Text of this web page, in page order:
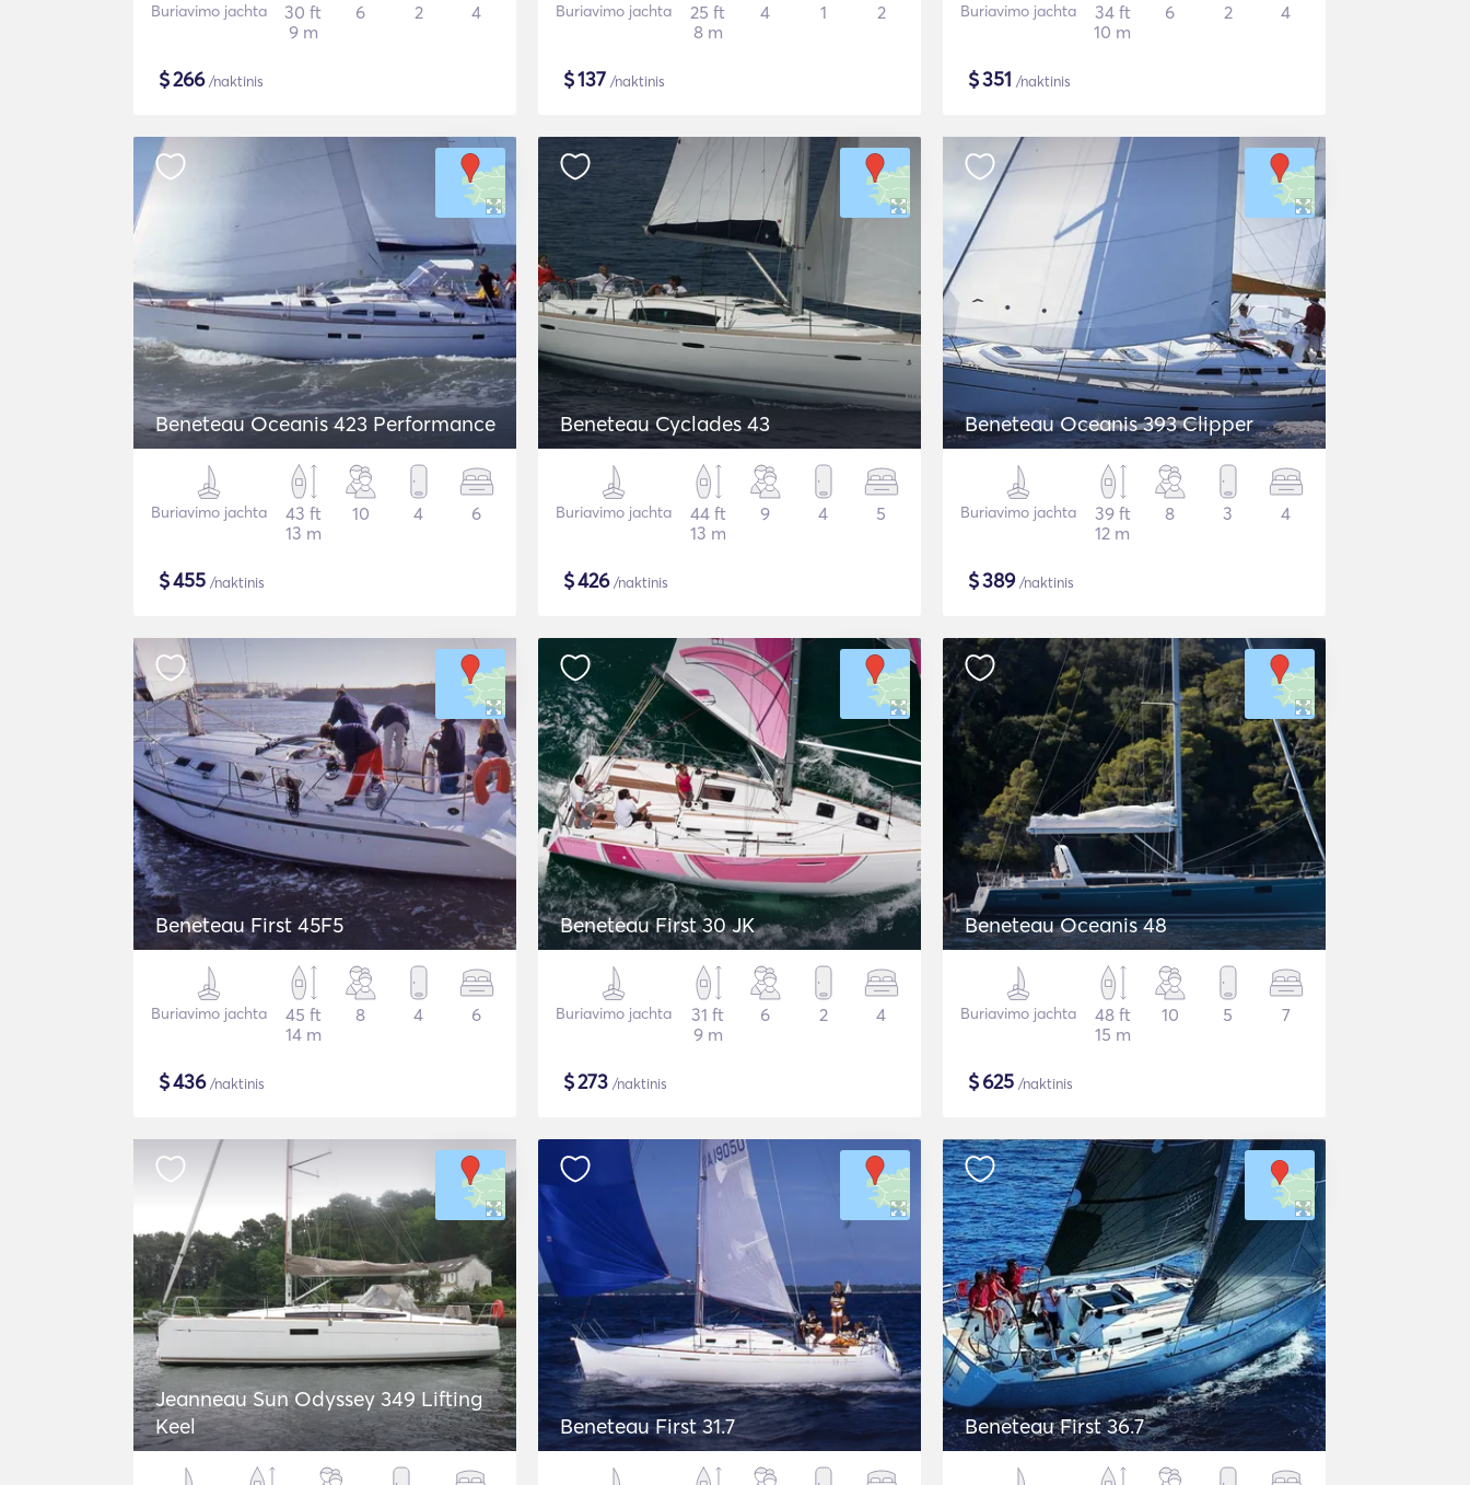
Buriavimo jachta
30 ft
9 m
6 2 4
$266/naktinis
Buriavimo jachta
25 ft
8 m
4 1 2
$137 /naktinis
Buriavimo jachta
34 ft
10 m
6 2 4
$351 /naktinis
Beneteau Oceanis 423 Performance
Buriavimo jachta
43 ft
13 m
10 4 6
$455 /naktinis
Beneteau Cyclades 43
Buriavimo jachta
44 ft
13 m
9 4 5
$426/naktinis
Beneteau Oceanis 393 Clipper
Buriavimo jachta
39 ft
12 m
8 3 4
$389/naktinis
Beneteau First 45F5
Buriavimo jachta
45 ft
14 m
8 4 6
$436/naktinis
Beneteau First 30 JK
Buriavimo jachta
31 ft
9 m
6 2 4
$273 /naktinis
Beneteau Oceanis 48
Buriavimo jachta
48 ft
15 m
10 5 7
$625 /naktinis
Jeanneau Sun Odyssey 349 Lifting
Keel
Beneteau First 31.7 Beneteau First 36.7